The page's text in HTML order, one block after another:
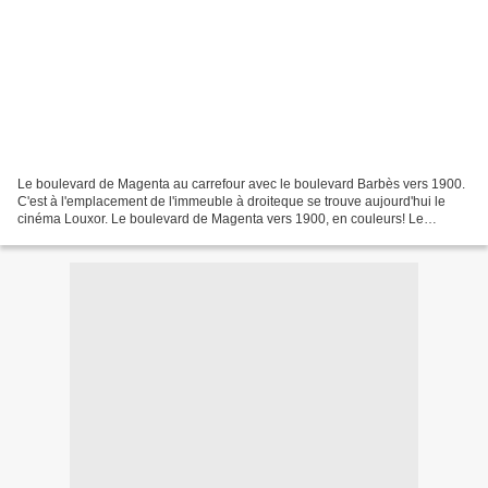
Le boulevard de Magenta au carrefour avec le boulevard Barbès vers 1900.
C'est à l'emplacement de l'immeuble à droiteque se trouve aujourd'hui le
cinéma Louxor. Le boulevard de Magenta vers 1900, en couleurs! Le